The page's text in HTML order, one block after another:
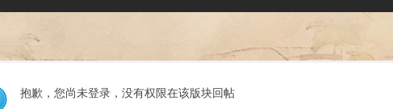
抱歉，您尚未登录，没有权限在该版块回帖